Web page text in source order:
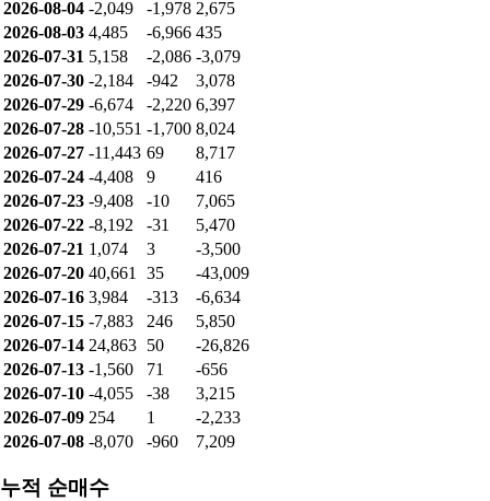
2026-08-04 -2,049 -1,978 2,675
2026-08-03 4,485 -6,966 435
2026-07-31 5,158 -2,086 -3,079
2026-07-30 -2,184 -942
3,078
2026-07-29 -6,674 -2,220 6,397
2026-07-28 -10,551 -1,700 8,024
2026-07-27 -11,443 69
8,717
2026-07-24 -4,408 9
416
2026-07-23 -9,408 -10
7,065
2026-07-22 -8,192 -31
5,470
2026-07-21 1,074 3
-3,500
2026-07-20 40,661 35
-43,009
2026-07-16 3,984 -313
-6,634
2026-07-15 -7,883 246
5,850
2026-07-14 24,863 50
-26,826
2026-07-13 -1,560 71
-656
2026-07-10 -4,055 -38
3,215
2026-07-09 254 1
-2,233
2026-07-08 -8,070 -960 7,209
누적 순매수